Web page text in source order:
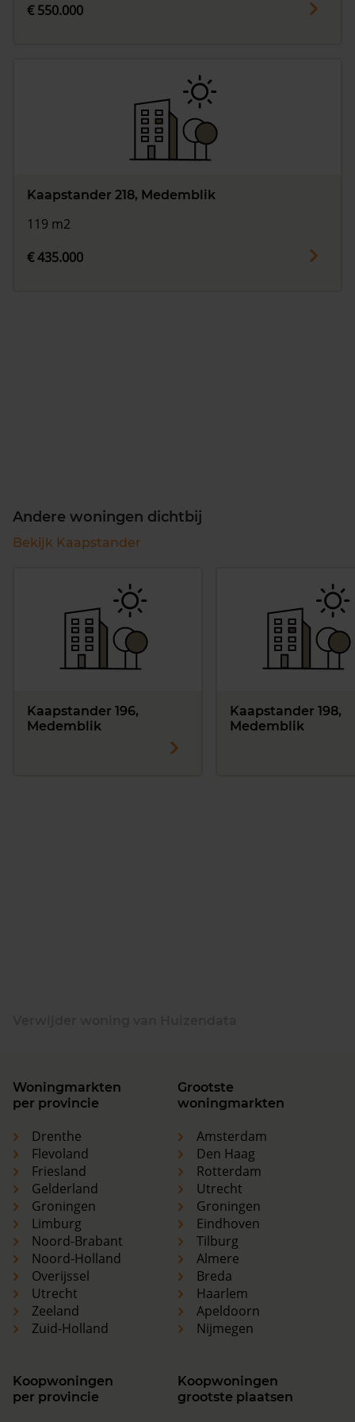
€ 550.000
Kaapstander 218, Medemblik
119 m2
€ 435.000
Andere woningen dichtbij
Bekijk Kaapstander
Kaapstander 196,
Medemblik
Kaapstander 198,
Medemblik
Woningmarkten
per provincie
Drenthe
Flevoland
Friesland
Gelderland
Groningen
Limburg
Noord-Brabant
Noord-Holland
Overijssel
Utrecht
Zeeland
Zuid-Holland
Grootste
woningmarkten
Amsterdam
Den Haag
Rotterdam
Utrecht
Groningen
Eindhoven
Tilburg
Almere
Breda
Haarlem
Apeldoorn
Nijmegen
Koopwoningen
per provincie
Koopwoningen
grootste plaatsen